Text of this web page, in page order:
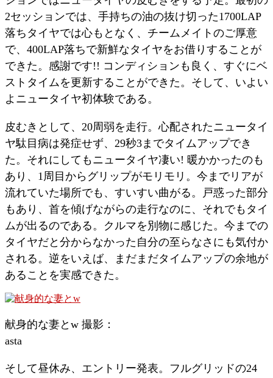
2セッションでは、手持ちの油の抜け切った1700LAP
落ちタイヤでは心もとなく、チームメイトのご厚意
で、400LAP落ちで新鮮なタイヤをお借りすることが
できた。感謝です!! コンディションも良く、すぐにベ
ストタイムを更新することができた。そして、いよい
よニュータイヤ初体験である。
皮むきとして、20周弱を走行。心配されたニュータイ
ヤ駄目病は発症せず、29秒3までタイムアップでき
た。それにしてもニュータイヤ凄い! 暖かかったのも
あり、1周目からグリップがモリモリ。今までリアが
流れていた場所でも、すいすい曲がる。戸惑った部分
もあり、首を傾げながらの走行なのに、それでもタイ
ムが出るのである。クルマを別物に感じた。今までの
タイヤだと分からなかった自分の至らなさにも気付か
される。逆をいえば、まだまだタイムアップの余地が
あることを実感できた。
献身的な妻とw 撮影：
asta
そして昼休み、エントリー発表。フルグリッドの24